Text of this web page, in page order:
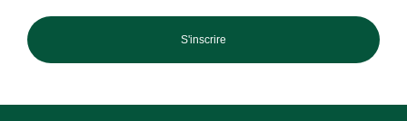
S'inscrire